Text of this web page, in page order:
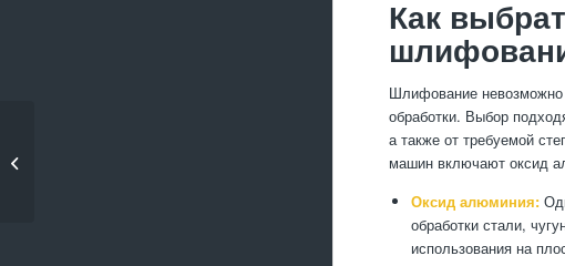
Как
Шлифование невозможно
обработки. Выбор
а также от требуемой
машин включают оксид
Оксид алюминия:
обработки стали,
использования на